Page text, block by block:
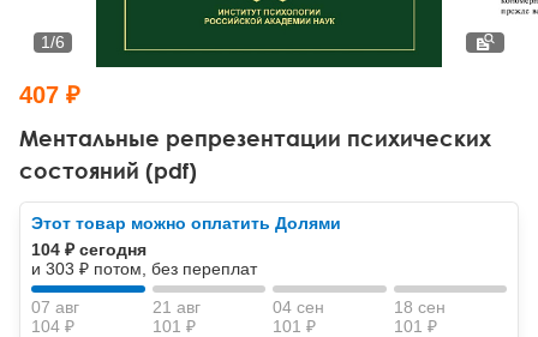
Тревожные расстройства, панические атаки
Другие направления психотерапии
Классический, эриксоновский гипноз и НЛП
НЛП
Психология труда и эргономика
Социальная психология
Социальная и организационная психология
Классический и юнгианский психоанализ
Ментальные репрезентации психических
состояний (pdf)
1/6
407 ₽
Этот товар можно оплатить Долями
104 ₽ сегодня
и 303 ₽ потом, без переплат
07 авг
104 ₽
21 авг
101 ₽
04 сен
101 ₽
18 сен
101 ₽